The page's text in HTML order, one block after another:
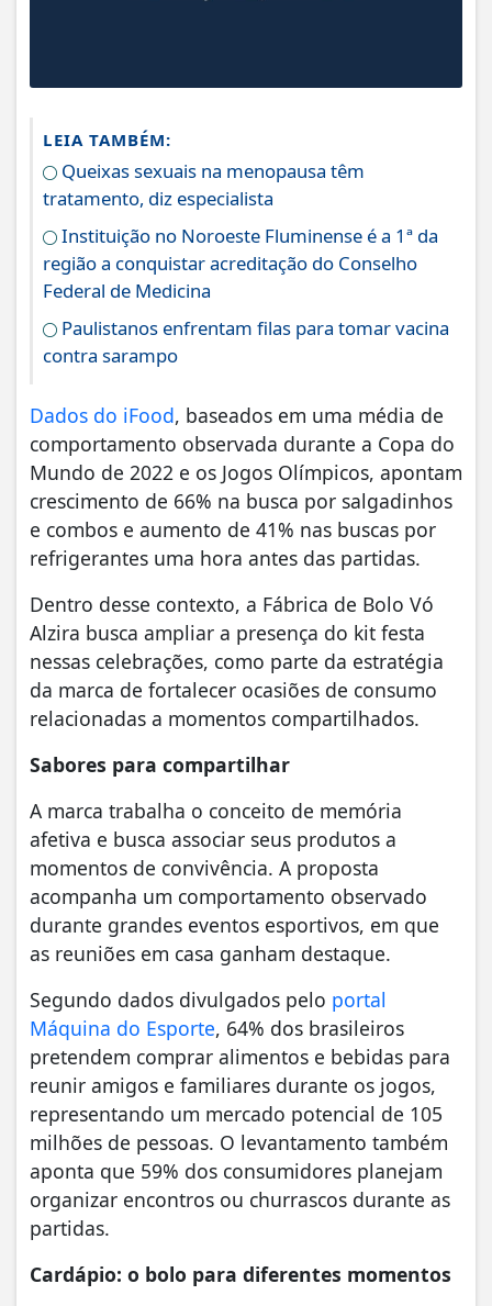
LEIA TAMBÉM:
Queixas sexuais na menopausa têm
tratamento, diz especialista
Instituição no Noroeste Fluminense é a 1ª da
região a conquistar acreditação do Conselho
Federal de Medicina
Paulistanos enfrentam filas para tomar vacina
contra sarampo
Dados do iFood, baseados em uma média de
comportamento observada durante a Copa do
Mundo de 2022 e os Jogos Olímpicos, apontam
crescimento de 66% na busca por salgadinhos
e combos e aumento de 41% nas buscas por
refrigerantes uma hora antes das partidas.
Dentro desse contexto, a Fábrica de Bolo Vó
Alzira busca ampliar a presença do kit festa
nessas celebrações, como parte da estratégia
da marca de fortalecer ocasiões de consumo
relacionadas a momentos compartilhados.
Sabores para compartilhar
A marca trabalha o conceito de memória
afetiva e busca associar seus produtos a
momentos de convivência. A proposta
acompanha um comportamento observado
durante grandes eventos esportivos, em que
as reuniões em casa ganham destaque.
Segundo dados divulgados pelo portal
Máquina do Esporte, 64% dos brasileiros
pretendem comprar alimentos e bebidas para
reunir amigos e familiares durante os jogos,
representando um mercado potencial de 105
milhões de pessoas. O levantamento também
aponta que 59% dos consumidores planejam
organizar encontros ou churrascos durante as
partidas.
Cardápio: o bolo para diferentes momentos